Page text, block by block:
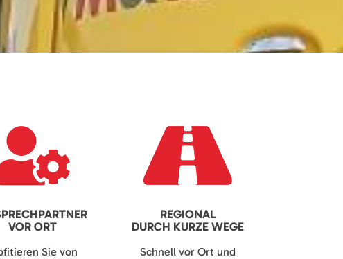
VOR ORT
Sie von
REGIONAL
DURCH KURZE WEGE
Schnell vor Ort und